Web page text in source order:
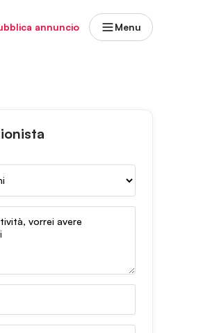
annuncio Menu